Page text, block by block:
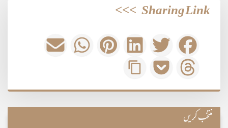
Sharing Link
>>>
منتخب کریں